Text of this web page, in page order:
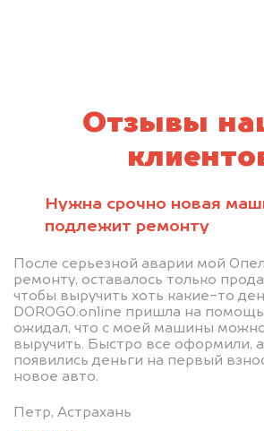
Отзывы
Нужна срочно новая
подлежит ремонту
После серьезной аварии мой
ремонту, оставалось только
чтобы выручить хоть какие-то
DOROGO.online пришла на
ожидал, что с моей машины
выручить. Быстро все оформили,
появились деньги на первый
новое авто.
Петр, Астрахань